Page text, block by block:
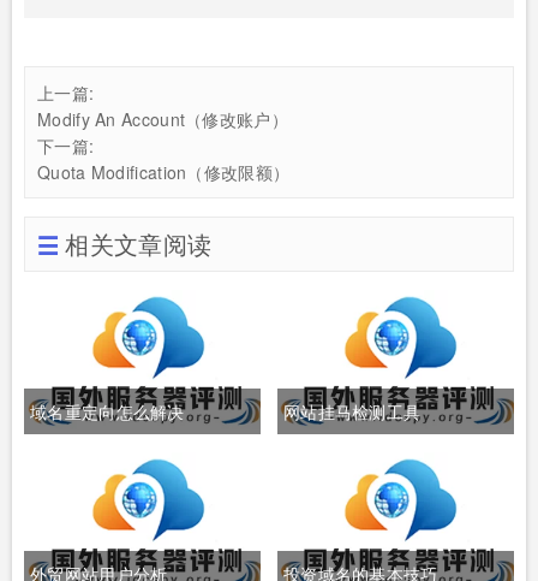
上一篇:
Modify An Account（修改账户）
下一篇:
Quota Modification（修改限额）
相关文章阅读
域名重定向怎么解决 网站挂马检测工具
外贸网站用户分析 投资域名的基本技巧